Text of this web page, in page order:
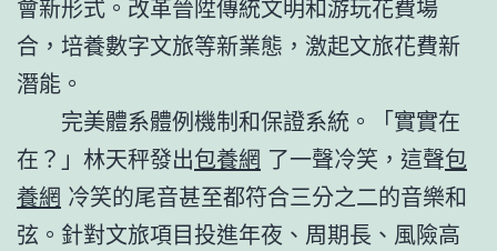
會新形式。改革晉陞傳統文明和游玩花費場
合，培養數字文旅等新業態，激起文旅花費新
潛能。
完美體系體例機制和保證系統。「實實在
在？」林天秤發出包養網 了一聲冷笑，這聲包
養網 冷笑的尾音甚至都符合三分之二的音樂和
弦。針對文旅項目投進年夜、周期長、風險高